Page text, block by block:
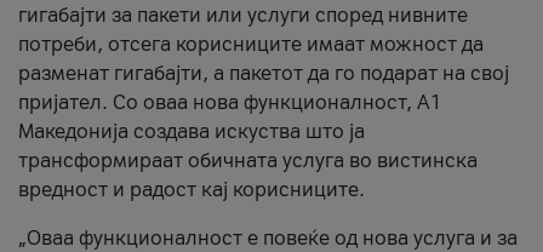
гигабајти за пакети или услуги според нивните
потреби, отсега корисниците имаат можност да
разменат гигабајти, а пакетот да го подарат на свој
пријател. Со оваа нова функционалност, А1
Македонија создава искуства што ја
трансформираат обичната услуга во вистинска
вредност и радост кај корисниците.
„Оваа функционалност е повеќе од нова услуга и за